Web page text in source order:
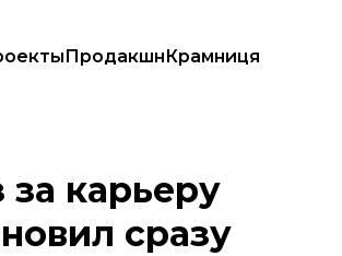
ПродакшнКрамниця
рекордов
карьеру
сразу